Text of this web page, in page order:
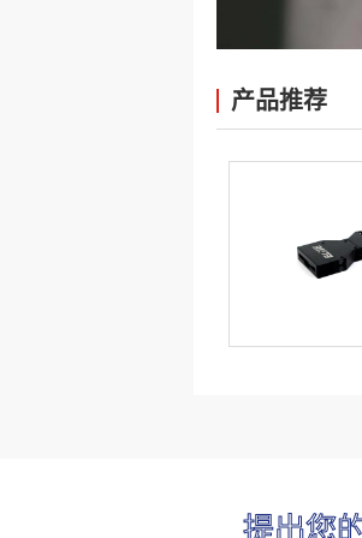
产品推荐
提出您